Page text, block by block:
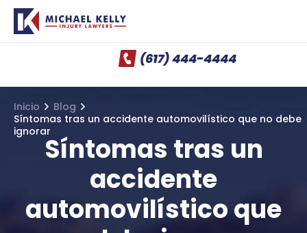
(617) 444-4444
Inicio
Blog
Síntomas tras un accidente automovilístico que no debe
ignorar
Síntomas tras un
accidente
automovilístico que